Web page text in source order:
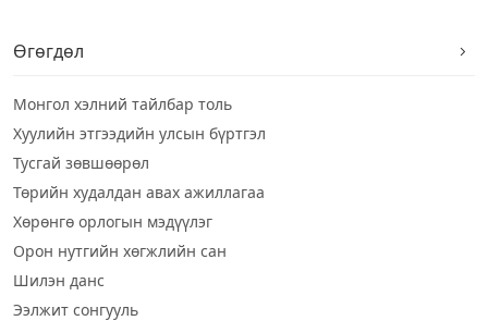
Өгөгдөл
Монгол хэлний тайлбар толь
Хуулийн этгээдийн улсын бүртгэл
Тусгай зөвшөөрөл
Төрийн худалдан авах ажиллагаа
Хөрөнгө орлогын мэдүүлэг
Орон нутгийн хөгжлийн сан
Шилэн данс
Ээлжит сонгууль